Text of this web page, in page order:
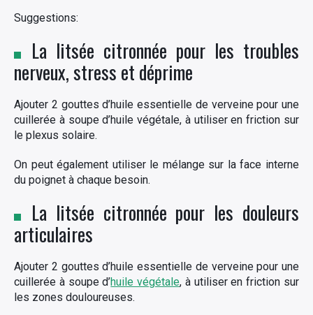
Suggestions:
La litsée citronnée pour les troubles
nerveux, stress et déprime
Ajouter 2 gouttes d’huile essentielle de verveine pour une
cuillerée à soupe d’huile végétale, à utiliser en friction sur
le plexus solaire.
On peut également utiliser le mélange sur la face interne
du poignet à chaque besoin.
La litsée citronnée pour les douleurs
articulaires
Ajouter 2 gouttes d’huile essentielle de verveine pour une
cuillerée à soupe d’huile végétale, à utiliser en friction sur
les zones douloureuses.